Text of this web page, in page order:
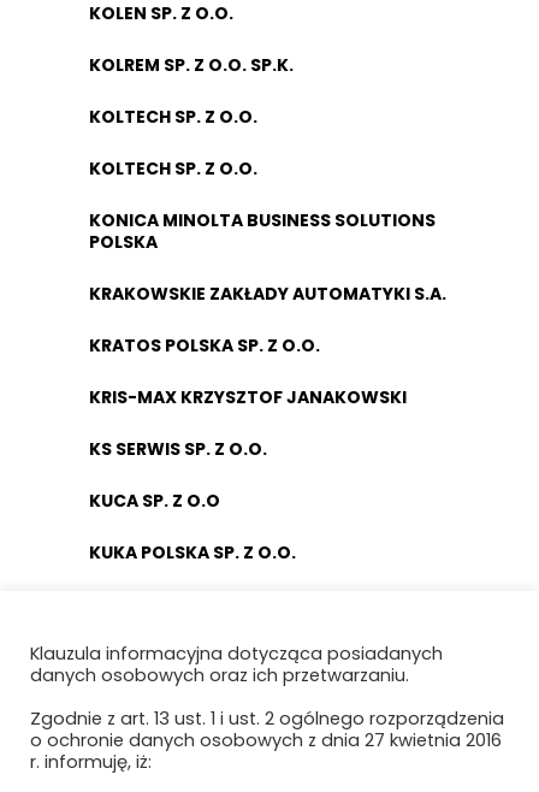
KOLEN SP. Z O.O.
KOLREM SP. Z O.O. SP.K.
KOLTECH SP. Z O.O.
KOLTECH SP. Z O.O.
KONICA MINOLTA BUSINESS SOLUTIONS
POLSKA
KRAKOWSKIE ZAKŁADY AUTOMATYKI S.A.
KRATOS POLSKA SP. Z O.O.
KRIS-MAX KRZYSZTOF JANAKOWSKI
KS SERWIS SP. Z O.O.
KUCA SP. Z O.O
KUKA POLSKA SP. Z O.O.
KYOSAN EUROPE SP. Z O.O
KZN BIEŻANÓW – KOLEJOWE ZAKŁADY
NAWIERZCHNIOWE „BIEŻANÓW” SP. Z
O.O.
Klauzula informacyjna dotycząca posiadanych
danych osobowych oraz ich przetwarzaniu.
Zgodnie z art. 13 ust. 1 i ust. 2 ogólnego rozporządzenia
o ochronie danych osobowych z dnia 27 kwietnia 2016
r. informuję, iż: